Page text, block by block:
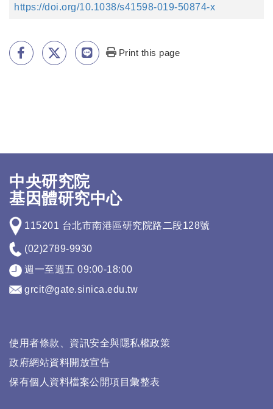
https://doi.org/10.1038/s41598-019-50874-x
Print this page
中央研究院
基因體研究中心
115201 台北市南港區研究院路二段128號
(02)2789-9930
週一至週五 09:00-18:00
grcit@gate.sinica.edu.tw
使用者條款、資訊安全與隱私權政策
政府網站資料開放宣告
保有個人資料檔案公開項目彙整表